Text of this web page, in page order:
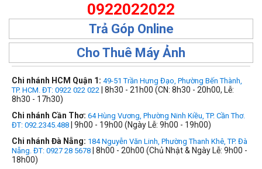
0922022022
Trả Góp Online
Cho Thuê Máy Ảnh
Chi nhánh HCM Quận 1: 49-51 Trần Hưng Đạo, Phường Bến Thành,
TP. HCM. ĐT: 0922 022 022 | 8h30 - 21h00 (CN: 8h30 - 20h00, Lễ:
8h30 - 17h30)
Chi nhánh Cần Thơ: 64 Hùng Vương, Phường Ninh Kiều, TP. Cần Thơ.
ĐT: 092.2345.488 | 9h00 - 19h00 (Ngày Lễ: 9h00 - 19h00)
Chi nhánh Đà Nẵng: 184 Nguyễn Văn Linh, Phường Thanh Khê, TP. Đà
Nẵng. ĐT: 0927 28 5678 | 8h00 - 20h00 (Chủ Nhật & Ngày Lễ: 9h00 -
18h00)